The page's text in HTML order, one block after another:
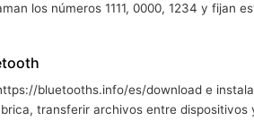
los números 1111, 0000, 1234 y fijan
bluetooths.info/es/download e
transferir archivos entre dispositivos